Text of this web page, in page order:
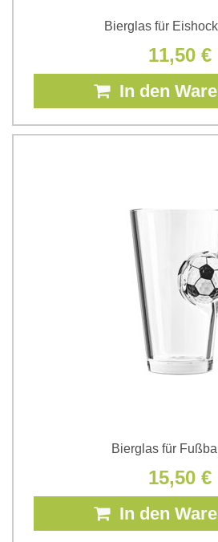
Bierglas für
11,50 €
In den
Bierglas für
15,50 €
In den